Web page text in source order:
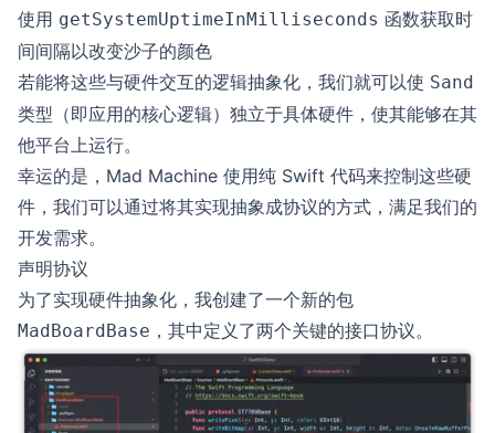
使用 getSystemUptimeInMilliseconds 函数获取时
间间隔以改变沙子的颜色
若能将这些与硬件交互的逻辑抽象化，我们就可以使 Sand
类型（即应用的核心逻辑）独立于具体硬件，使其能够在其
他平台上运行。
幸运的是，Mad Machine 使用纯 Swift 代码来控制这些硬
件，我们可以通过将其实现抽象成协议的方式，满足我们的
开发需求。
声明协议
为了实现硬件抽象化，我创建了一个新的包
MadBoardBase ，其中定义了两个关键的接口协议。